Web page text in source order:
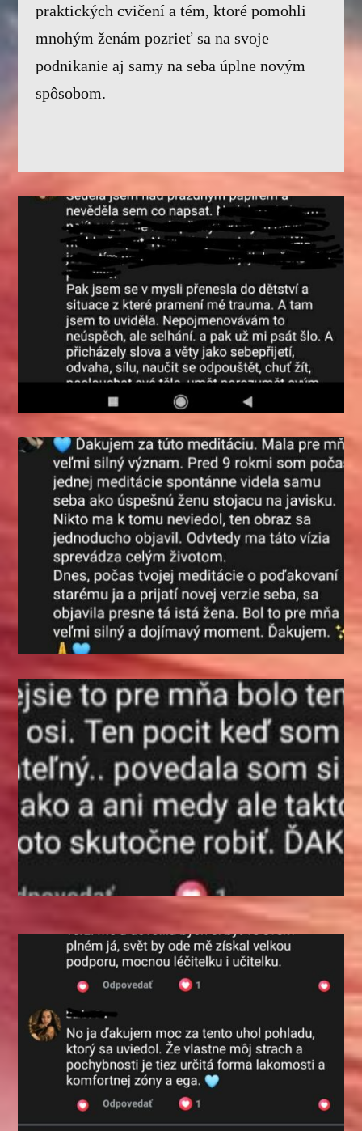
praktických cvičení a tém, ktoré pomohli
mnohým ženám pozrieť sa na svoje
podnikanie aj samy na seba úplne novým
spôsobom.